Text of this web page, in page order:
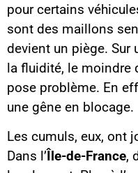
pour certains
sont des maillons
devient un piège. Sur
la fluidité, le moindre
pose problème. En
une gêne en blocage.
Les cumuls, eux, ont
Dans l’Île-de-France,